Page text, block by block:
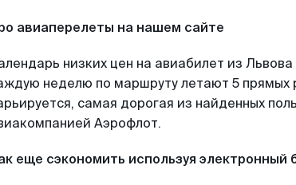
авиаперелеты на нашем сайте
низких цен на авиабилет из
неделю по маршруту летают 5 прямых
самая дорогая из найденных
Аэрофлот.
еще сэкономить используя электронный